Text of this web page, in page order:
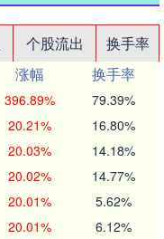
个股流出
换手率
涨幅
换手率
396.89% 79.39%
20.21% 16.80%
20.03% 14.18%
20.02% 14.77%
20.01% 5.62%
20.01% 6.12%